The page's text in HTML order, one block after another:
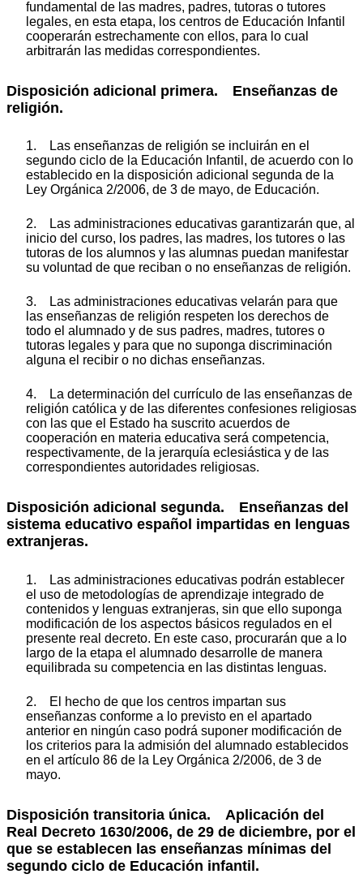
fundamental de las madres, padres, tutoras o tutores
legales, en esta etapa, los centros de Educación Infantil
cooperarán estrechamente con ellos, para lo cual
arbitrarán las medidas correspondientes.
Disposición adicional primera. Enseñanzas de
religión.
1. Las enseñanzas de religión se incluirán en el
segundo ciclo de la Educación Infantil, de acuerdo con lo
establecido en la disposición adicional segunda de la
Ley Orgánica 2/2006, de 3 de mayo, de Educación.
2. Las administraciones educativas garantizarán que, al
inicio del curso, los padres, las madres, los tutores o las
tutoras de los alumnos y las alumnas puedan manifestar
su voluntad de que reciban o no enseñanzas de religión.
3. Las administraciones educativas velarán para que
las enseñanzas de religión respeten los derechos de
todo el alumnado y de sus padres, madres, tutores o
tutoras legales y para que no suponga discriminación
alguna el recibir o no dichas enseñanzas.
4. La determinación del currículo de las enseñanzas de
religión católica y de las diferentes confesiones religiosas
con las que el Estado ha suscrito acuerdos de
cooperación en materia educativa será competencia,
respectivamente, de la jerarquía eclesiástica y de las
correspondientes autoridades religiosas.
Disposición adicional segunda. Enseñanzas del
sistema educativo español impartidas en lenguas
extranjeras.
1. Las administraciones educativas podrán establecer
el uso de metodologías de aprendizaje integrado de
contenidos y lenguas extranjeras, sin que ello suponga
modificación de los aspectos básicos regulados en el
presente real decreto. En este caso, procurarán que a lo
largo de la etapa el alumnado desarrolle de manera
equilibrada su competencia en las distintas lenguas.
2. El hecho de que los centros impartan sus
enseñanzas conforme a lo previsto en el apartado
anterior en ningún caso podrá suponer modificación de
los criterios para la admisión del alumnado establecidos
en el artículo 86 de la Ley Orgánica 2/2006, de 3 de
mayo.
Disposición transitoria única. Aplicación del
Real Decreto 1630/2006, de 29 de diciembre, por el
que se establecen las enseñanzas mínimas del
segundo ciclo de Educación infantil.